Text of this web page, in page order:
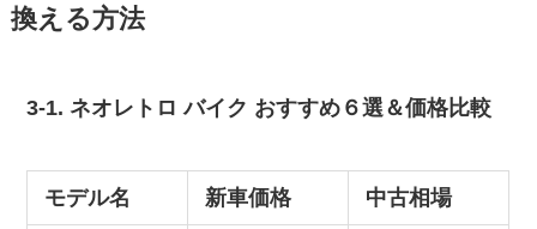
換える方法
3-1. ネオレトロ バイク おすすめ６選＆価格比較
モデル名 新車価格 中古相場